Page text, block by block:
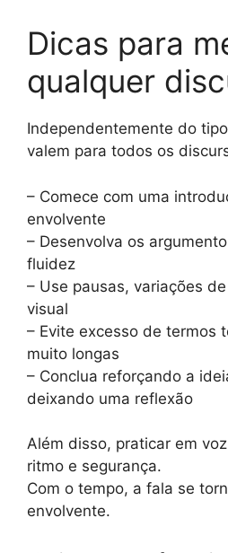
Dicas para
qualquer
Independentemente do
valem para todos os
– Comece com uma
envolvente
– Desenvolva os
fluidez
– Use pausas, variações
visual
– Evite excesso de termos
muito longas
– Conclua reforçando a
deixando uma reflexão
Além disso, praticar em
ritmo e segurança.
Com o tempo, a fala se
envolvente.